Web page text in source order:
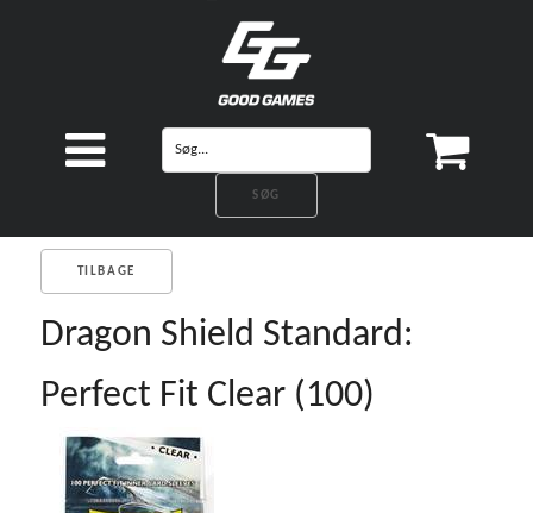
TILBAGE
Dragon Shield Standard:
Perfect Fit Clear (100)